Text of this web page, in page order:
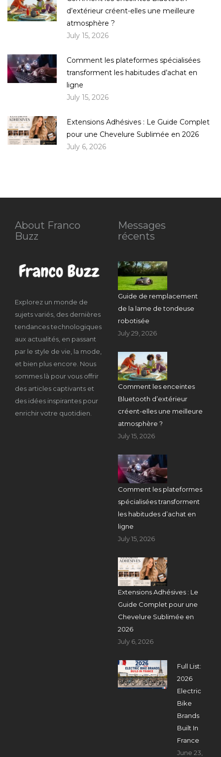
d’extérieur créent-elles une meilleure
atmosphère ?
July 15, 2026
Comment les plateformes spécialisées
transforment les habitudes d’achat en
ligne
July 15, 2026
Extensions Adhésives : Le Guide Complet
pour une Chevelure Sublimée en 2026
July 6, 2026
About Franco
Buzz
Explorez un monde de
sujets variés, des dernières
tendances technologiques
aux actualités, en passant
par le style de vie, la mode,
et bien plus encore. Nous
sommes là pour vous offrir
des articles captivants et
des idées inspirantes pour
enrichir votre quotidien.
Messages
récents
Guide de remplacement
de la lame de tondeuse
robotisée
July 29, 2026
Comment les enceintes
Bluetooth d’extérieur
créent-elles une meilleure
atmosphère ?
July 15, 2026
Comment les plateformes
spécialisées transforment
les habitudes d’achat en
ligne
July 15, 2026
Extensions Adhésives : Le
Guide Complet pour une
Chevelure Sublimée en
2026
July 6, 2026
Full List:
2026
Electric
Bike
Brands
Built In
France
June 23,